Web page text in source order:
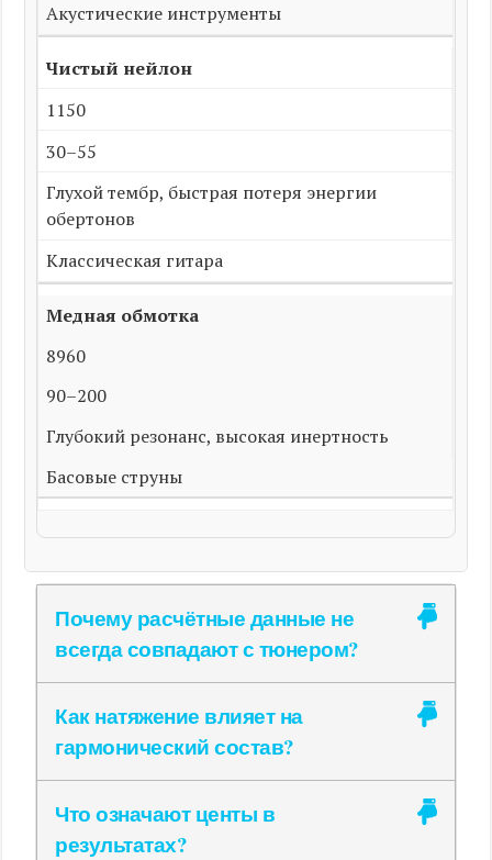
Акустические инструменты
Чистый нейлон
1150
30–55
Глухой тембр, быстрая потеря энергии
обертонов
Классическая гитара
Медная обмотка
8960
90–200
Глубокий резонанс, высокая инертность
Басовые струны
Почему расчётные данные не
всегда совпадают с тюнером?
Как натяжение влияет на
гармонический состав?
Что означают центы в
результатах?